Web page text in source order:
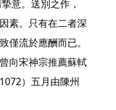
素。只有在二者深
流於應酬而已。
向宋神宗推薦蘇軾
）五月由陳州